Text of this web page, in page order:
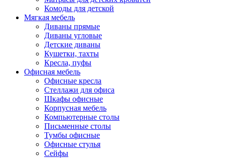
Комоды для детской
Мягкая мебель
Диваны прямые
Диваны угловые
Детские диваны
Кушетки, тахты
Кресла, пуфы
Офисная мебель
Офисные кресла
Стеллажи для офиса
Шкафы офисные
Корпусная мебель
Компьютерные столы
Письменные столы
Тумбы офисные
Офисные стулья
Сейфы